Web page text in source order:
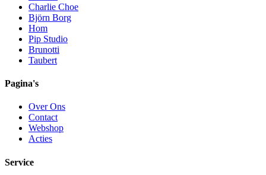
Charlie Choe
Björn Borg
Hom
Pip Studio
Brunotti
Taubert
Pagina's
Over Ons
Contact
Webshop
Acties
Service